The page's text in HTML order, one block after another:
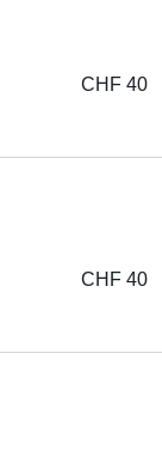
CHF 40
CHF 40